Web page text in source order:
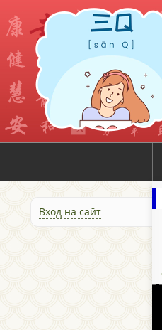
Вход на сайт